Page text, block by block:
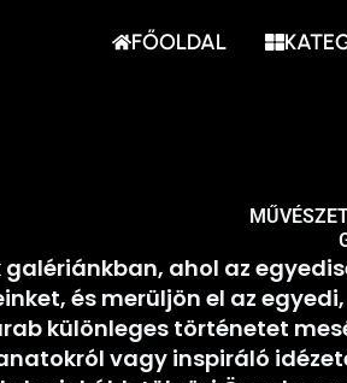
FŐOLDAL
galériánkban, ahol az
és merüljön el az
különleges történetet
vagy inspiráló